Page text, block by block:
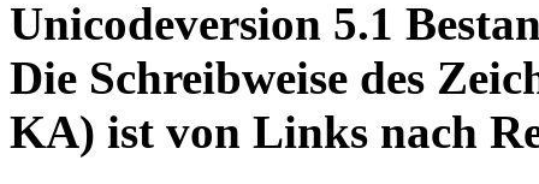
Unicodeversion 5.1
Die Schreibweise des
KA) ist von Links nach